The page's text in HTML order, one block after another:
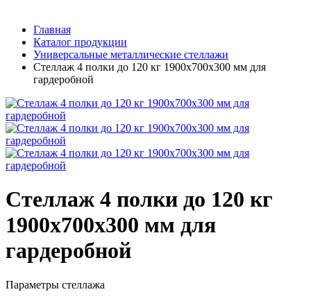
Главная
Каталог продукции
Универсальные металлические стеллажи
Стеллаж 4 полки до 120 кг 1900х700х300 мм для
гардеробной
Стеллаж 4 полки до 120 кг
1900х700х300 мм для
гардеробной
Параметры стеллажа